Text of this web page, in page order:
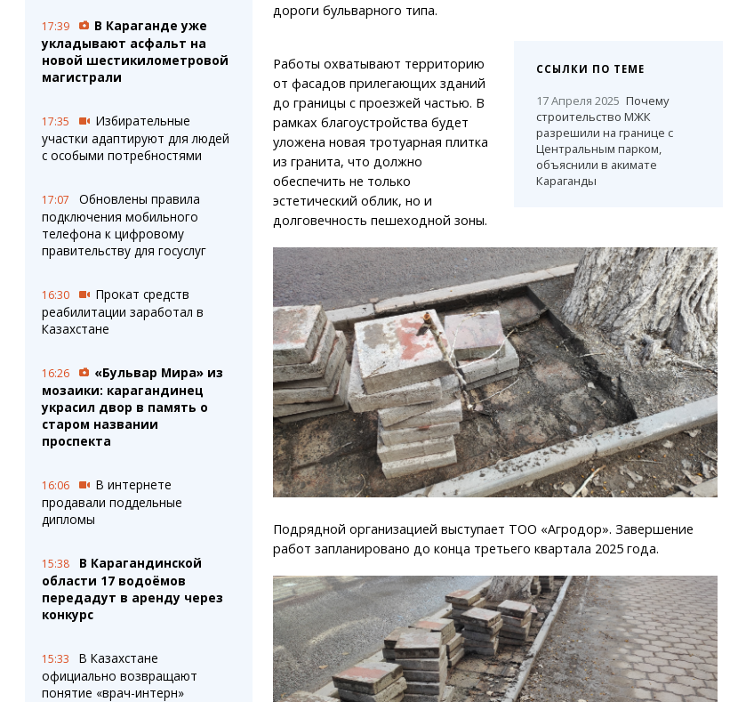
17:39
В Караганде уже
укладывают асфальт на
новой шестикилометровой
магистрали
17:35
Избирательные
участки адаптируют для людей
с особыми потребностями
17:07
Обновлены правила
подключения мобильного
телефона к цифровому
правительству для госуслуг
16:30
Прокат средств
реабилитации заработал в
Казахстане
16:26
«Бульвар Мира» из
мозаики: карагандинец
украсил двор в память о
старом названии
проспекта
16:06
В интернете
продавали поддельные
дипломы
15:38
В Карагандинской
области 17 водоёмов
передадут в аренду через
конкурс
15:33
В Казахстане
официально возвращают
понятие «врач-интерн»
дороги бульварного типа.
ССЫЛКИ ПО ТЕМЕ
17 Апреля 2025 Почему
строительство МЖК
разрешили на границе с
Центральным парком,
объяснили в акимате
Караганды
Работы охватывают территорию
от фасадов прилегающих зданий
до границы с проезжей частью. В
рамках благоустройства будет
уложена новая тротуарная плитка
из гранита, что должно
обеспечить не только
эстетический облик, но и
долговечность пешеходной зоны.
Подрядной организацией выступает ТОО «Агродор». Завершение
работ запланировано до конца третьего квартала 2025 года.